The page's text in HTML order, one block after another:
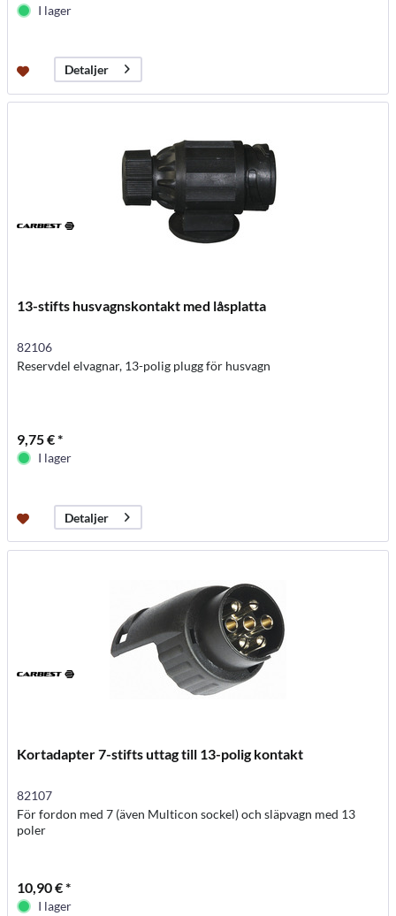
I lager
Detaljer
13-stifts husvagnskontakt med låsplatta
82106
Reservdel elvagnar, 13-polig plugg för husvagn
9,75 € *
I lager
Detaljer
Kortadapter 7-stifts uttag till 13-polig kontakt
82107
För fordon med 7 (även Multicon sockel) och släpvagn med 13
poler
10,90 € *
I lager